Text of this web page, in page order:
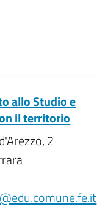
allo Studio e
il territorio
2